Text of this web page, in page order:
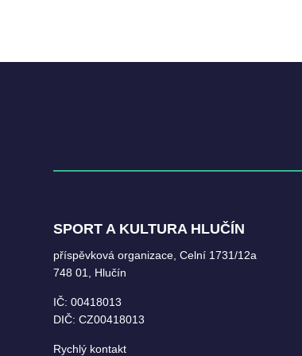
SPORT A KULTURA HLUČÍN
příspěvková organizace, Celní 1731/12a
748 01, Hlučín
IČ: 00418013
DIČ: CZ00418013
Rychlý kontakt